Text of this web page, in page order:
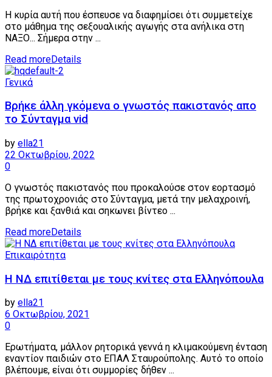
Η κυρία αυτή που έσπευσε να διαφημίσει ότι συμμετείχε
στο μάθημα της σεξουαλικής αγωγής στα ανήλικα στη
ΝΑΞΟ... Σήμερα στην ...
Read moreDetails
Γενικά
Βρήκε άλλη γκόμενα ο γνωστός πακιστανός απο
το Σύνταγμα vid
by ella21
22 Οκτωβρίου, 2022
0
O γνωστός πακιστανός που προκαλούσε στον εορτασμό
της πρωτοχρονιάς στο Σύνταγμα, μετά την μελαχροινή,
βρήκε και ξανθιά και σηκωνει βίντεο ...
Read moreDetails
Επικαιρότητα
Η ΝΔ επιτίθεται με τους κνίτες στα Ελληνόπουλα
by ella21
6 Οκτωβρίου, 2021
0
Ερωτήματα, μάλλον ρητορικά γεννά η κλιμακούμενη ένταση
εναντίον παιδιών στο ΕΠΑΛ Σταυρούπολης. Αυτό το οποίο
βλέπουμε, είναι ότι συμμορίες δήθεν ...